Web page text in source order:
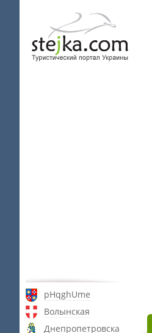
pHqghUme
Волынская
Днепропетровска